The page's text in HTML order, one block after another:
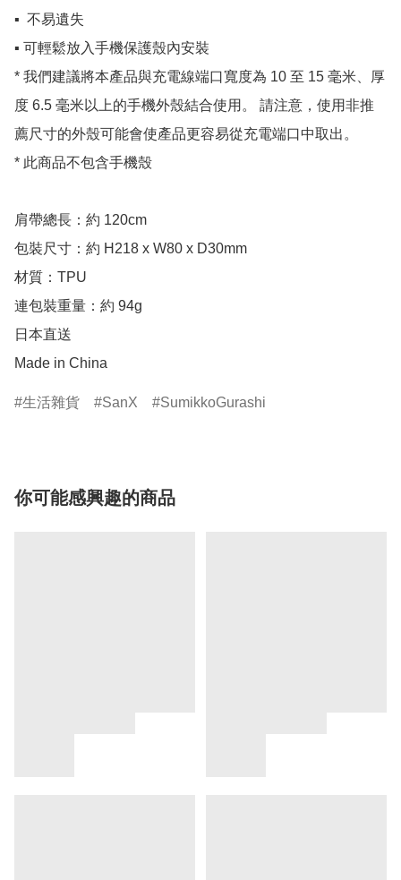
▪️  不易遺失
▪️ 可輕鬆放入手機保護殼內安裝
* 我們建議將本產品與充電線端口寬度為 10 至 15 毫米、厚
度 6.5 毫米以上的手機外殼結合使用。 請注意，使用非推
薦尺寸的外殼可能會使產品更容易從充電端口中取出。
* 此商品不包含手機殼
肩帶總長：約 120cm
包裝尺寸：約 H218 x W80 x D30mm
材質：TPU
連包裝重量：約 94g
日本直送
Made in China
生活雜貨 SanX SumikkoGurashi
你可能感興趣的商品